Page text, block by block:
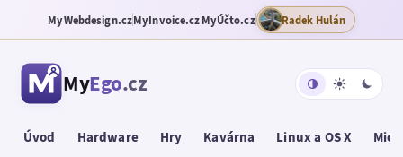
MyWebdesign.czMyInvoice.czMyÚčto.cz Radek Hulán
MyEgo.cz
Úvod Hardware Hry Kavárna Linux a OS X